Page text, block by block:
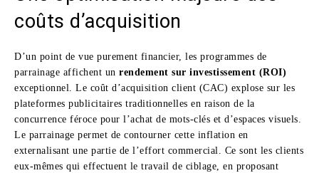
coûts d’acquisition
D’un point de vue purement financier, les programmes de
parrainage affichent un rendement sur investissement (ROI)
exceptionnel. Le coût d’acquisition client (CAC) explose sur les
plateformes publicitaires traditionnelles en raison de la
concurrence féroce pour l’achat de mots-clés et d’espaces visuels.
Le parrainage permet de contourner cette inflation en
externalisant une partie de l’effort commercial. Ce sont les clients
eux-mêmes qui effectuent le travail de ciblage, en proposant